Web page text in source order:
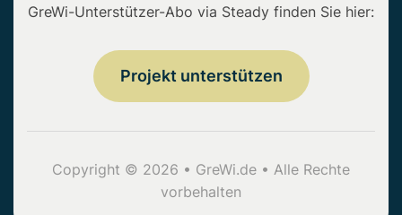
GreWi-Unterstützer-Abo via Steady finden Sie hier:
Projekt unterstützen
Copyright © 2026 • GreWi.de • Alle Rechte
vorbehalten